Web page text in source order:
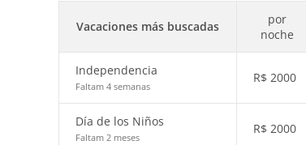
Vacaciones más buscadas
por
noche
Independencia
Faltam 4 semanas
R$ 2000
Día de los Niños
Faltam 2 meses
R$ 2000